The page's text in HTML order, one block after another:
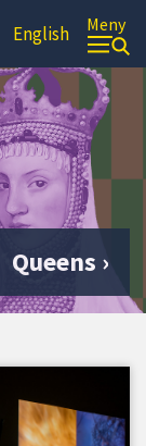
English Meny
Queens